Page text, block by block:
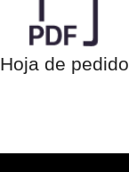
Hoja de pedido